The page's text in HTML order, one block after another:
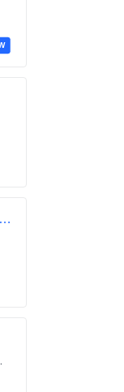
日領 一天2200 理貨員 長期穩定 龜山 新莊 桃園 HH
行)